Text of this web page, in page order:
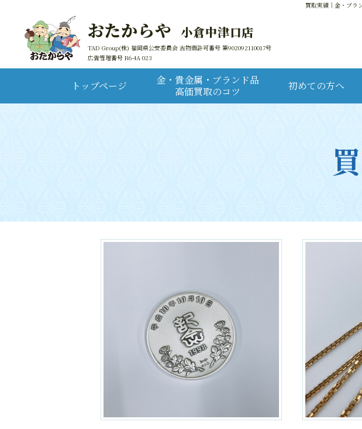
買取実績 ｜金・ブラ
おたからや 小倉中津口店
TAD Group(株) 福岡県公安委員会 古物商許可番号 第902092110017号
広告管理番号 R6-4A 023
トップページ
金・貴金属・ブランド品
高価買取のコツ
初めての方へ